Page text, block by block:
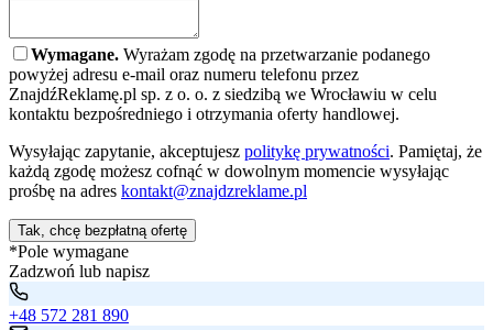
Wymagane. Wyrażam zgodę na przetwarzanie podanego
powyżej adresu e-mail oraz numeru telefonu przez
ZnajdźReklamę.pl sp. z o. o. z siedzibą we Wrocławiu w celu
kontaktu bezpośredniego i otrzymania oferty handlowej.
Wysyłając zapytanie, akceptujesz politykę prywatności. Pamiętaj, że
każdą zgodę możesz cofnąć w dowolnym momencie wysyłając
prośbę na adres kontakt@znajdzreklame.pl
Tak, chcę bezpłatną ofertę
*Pole wymagane
Zadzwoń lub napisz
+48 572 281 890